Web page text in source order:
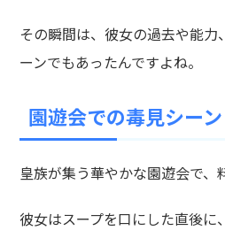
その瞬間は、彼女の過去や能
ーンでもあったんですよね。
園遊会での毒見シーン
皇族が集う華やかな園遊会で、
彼女はスープを口にした直後に